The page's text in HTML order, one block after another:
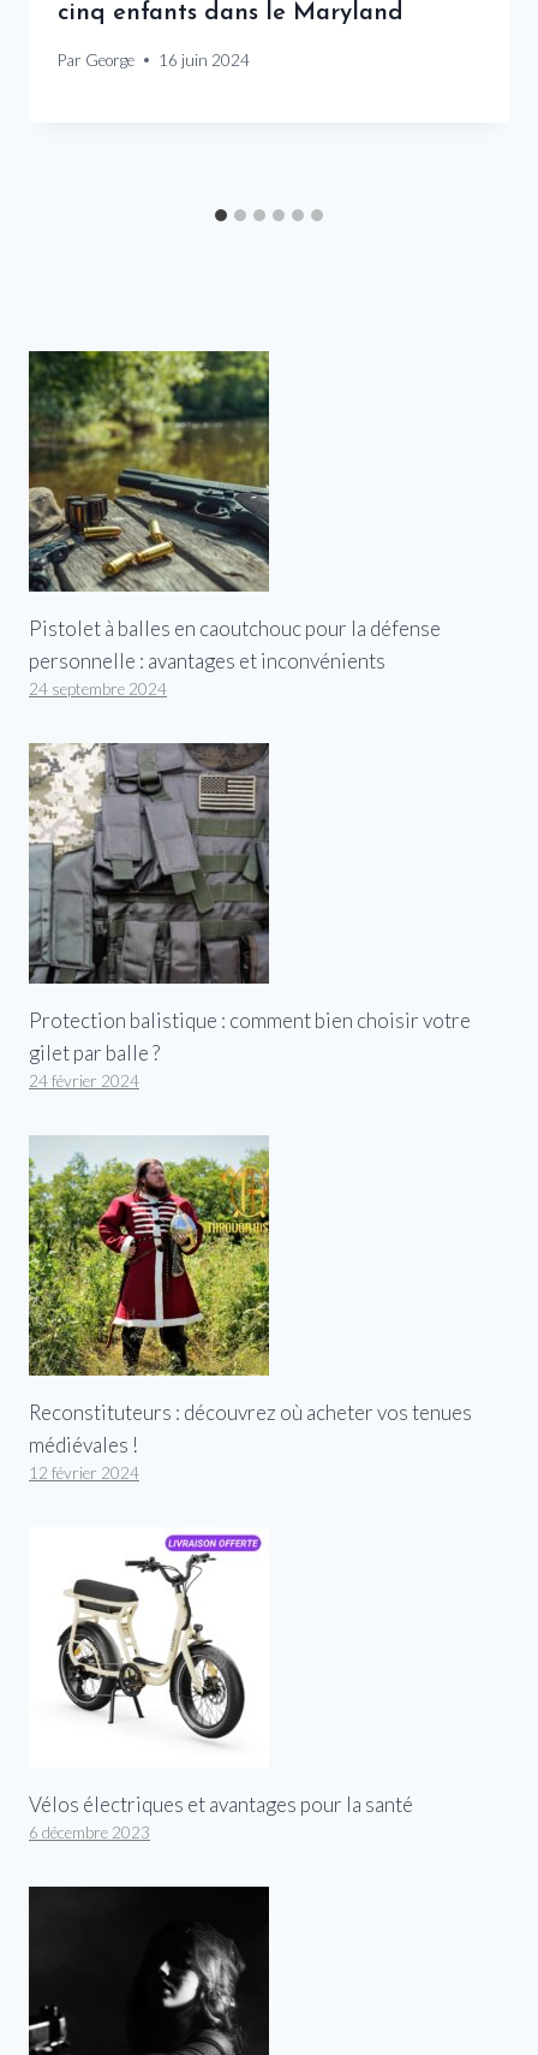
cinq enfants dans le Maryland
Par George 16 juin 2024
Pistolet à balles en caoutchouc pour la défense
personnelle : avantages et inconvénients
24 septembre 2024
Protection balistique : comment bien choisir votre
gilet par balle ?
24 février 2024
Reconstituteurs : découvrez où acheter vos tenues
médiévales !
12 février 2024
Vélos électriques et avantages pour la santé
6 décembre 2023